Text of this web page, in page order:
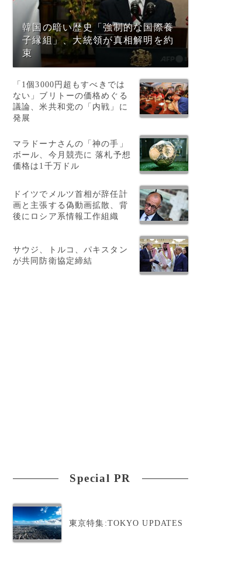
韓国の暗い歴史「強制的な国際養
子縁組」、大統領が真相解明を約
束
「1個3000円超もすべきでは
ない」ブリトーの価格めぐる
議論、米共和党の「内戦」に
発展
マラドーナさんの「神の手」
ボール、今月競売に 落札予想
価格は1千万ドル
ドイツでメルツ首相が辞任計
画と主張する偽動画拡散、背
後にロシア系情報工作組織
サウジ、トルコ、パキスタン
が共同防衛協定締結
Special PR
東京特集:TOKYO UPDATES